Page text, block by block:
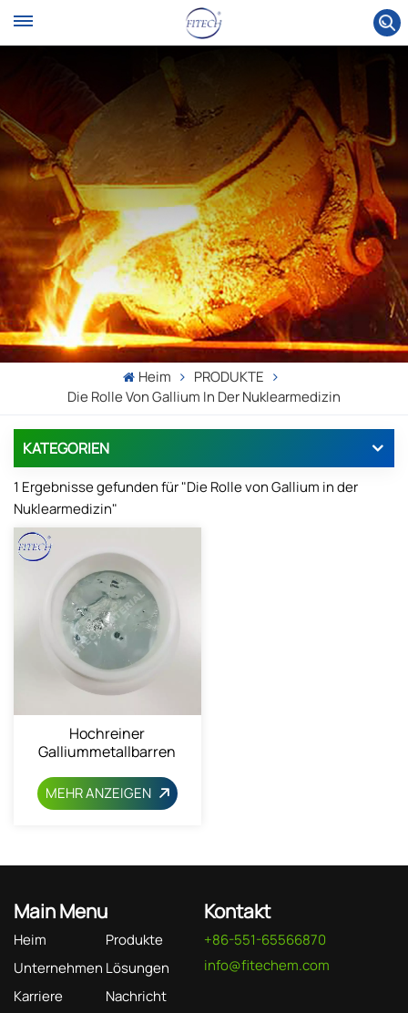
Heim
PRODUKTE
Die Rolle Von Gallium In Der Nuklearmedizin
KATEGORIEN
1 Ergebnisse gefunden für "Die Rolle von Gallium in der
Nuklearmedizin"
Hochreiner
Galliummetallbarren
MEHR ANZEIGEN
Main Menu
Heim
Produkte
Unternehmen Lösungen
Karriere
Nachricht
Kontakt
+86-551-65566870
info@fitechem.com